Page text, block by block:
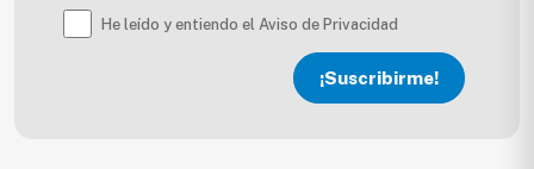
He leído y entiendo el Aviso de Privacidad
¡Suscribirme!